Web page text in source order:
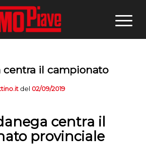
centra il campionato
del 02/09/2019
centra il
provinciale